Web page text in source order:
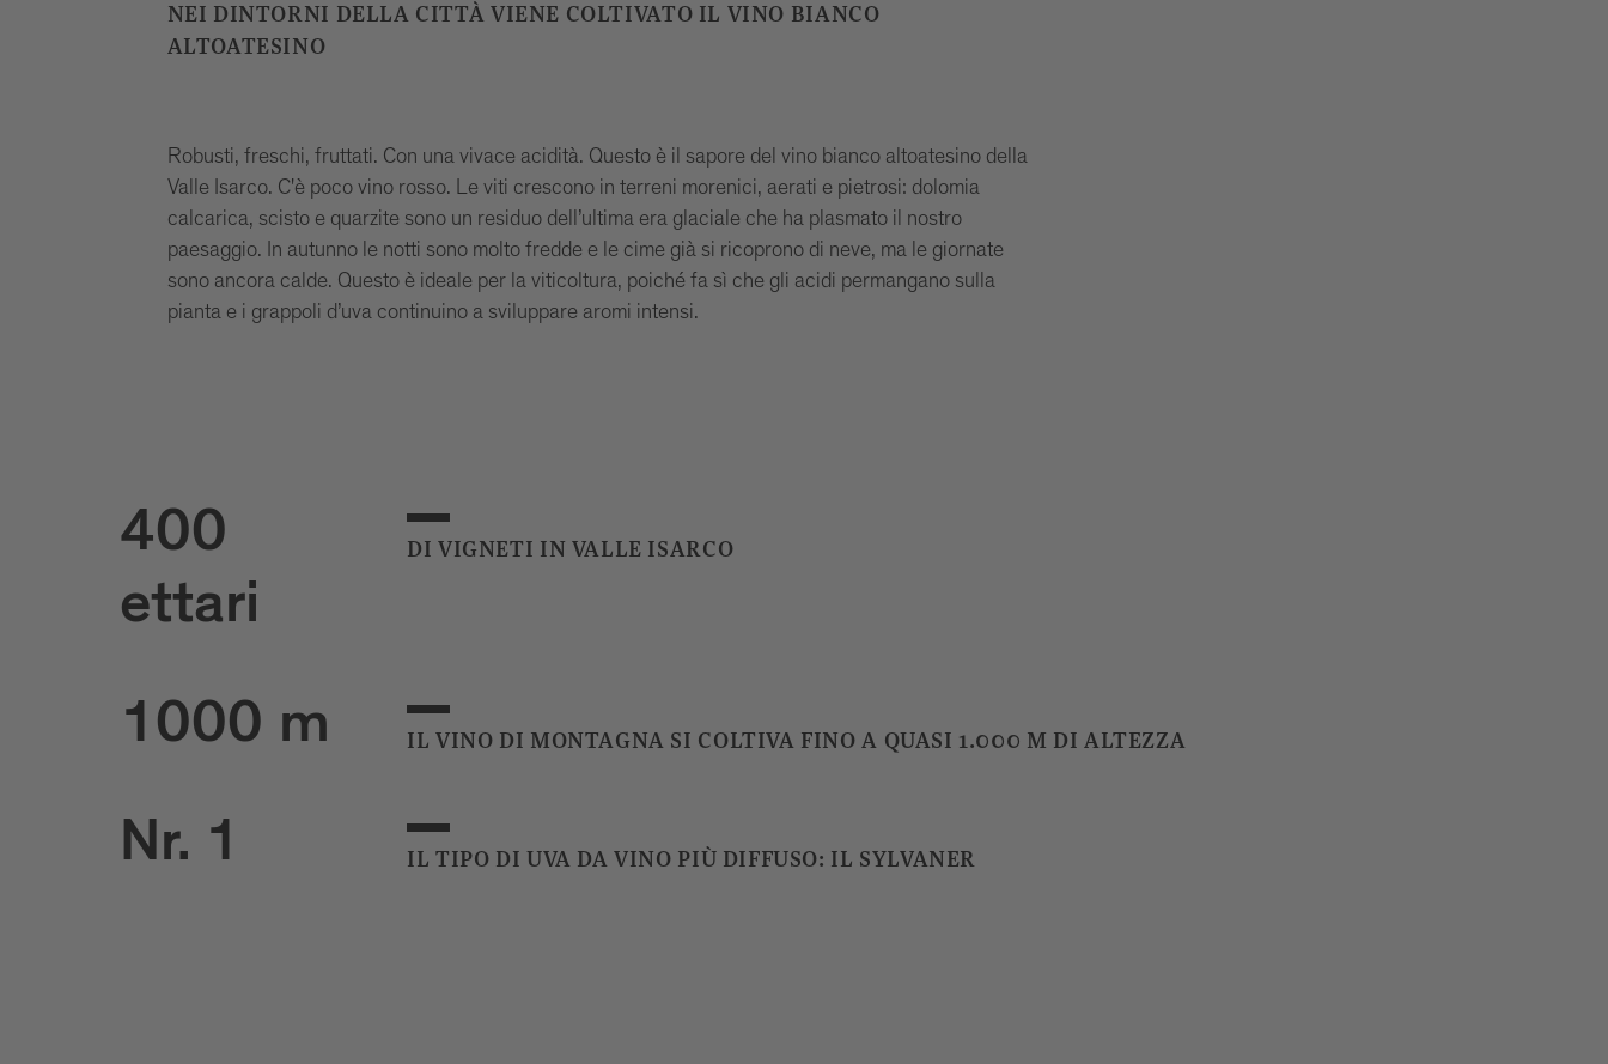
NEI DINTORNI DELLA CITTÀ VIENE COLTIVATO IL VINO BIANCO
ALTOATESINO
Robusti, freschi, fruttati. Con una vivace acidità. Questo è il sapore del vino bianco altoatesino della
Valle Isarco. C'è poco vino rosso. Le viti crescono in terreni morenici, aerati e pietrosi: dolomia
calcarica, scisto e quarzite sono un residuo dell’ultima era glaciale che ha plasmato il nostro
paesaggio. In autunno le notti sono molto fredde e le cime già si ricoprono di neve, ma le giornate
sono ancora calde. Questo è ideale per la viticoltura, poiché fa sì che gli acidi permangano sulla
pianta e i grappoli d’uva continuino a sviluppare aromi intensi.
400
ettari
DI VIGNETI IN VALLE ISARCO
1000 m IL VINO DI MONTAGNA SI COLTIVA FINO A QUASI 1.000 M DI ALTEZZA
Nr. 1 IL TIPO DI UVA DA VINO PIÙ DIFFUSO: IL SYLVANER